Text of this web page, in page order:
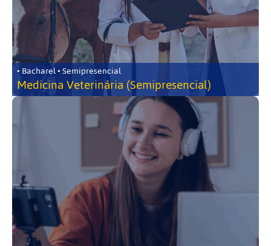
• Bacharel • Semipresencial
Medicina Veterinária (Semipresencial)